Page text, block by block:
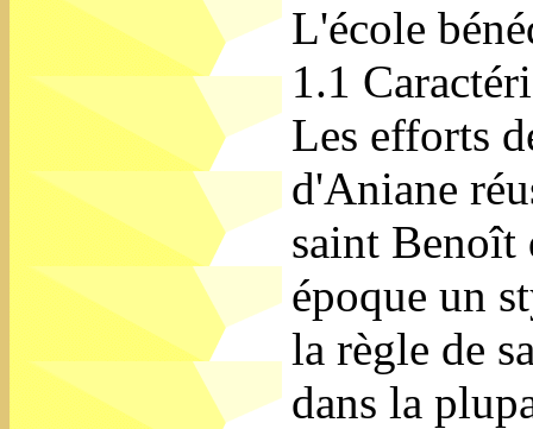
L'école
1.1
Les efforts
d'Aniane
saint Benoît
époque un
la règle de
dans la